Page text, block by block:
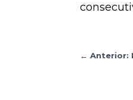
←Anterior: